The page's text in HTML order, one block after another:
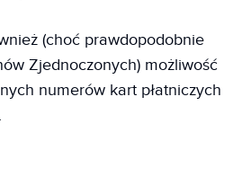
(choć prawdopodobnie
Zjednoczonych) możliwość
numerów kart płatniczych